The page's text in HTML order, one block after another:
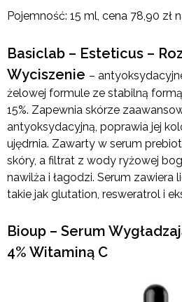
Pojemność: 15 ml, cena 78,90 zł
Basiclab – Esteticus –
Wyciszenie –
żelowej formule ze stabilną formą
15%. Zapewnia skórze
antyoksydacyjną, poprawia jej
ujędrnia. Zawarty w serum
skóry, a filtrat z wody ryżowej
nawilża i łagodzi. Serum zawiera
takie jak glutation, resweratrol i
Bioup – Serum
4% Witaminą C